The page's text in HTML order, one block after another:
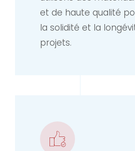
et de haute qualité
la solidité et la
projets.